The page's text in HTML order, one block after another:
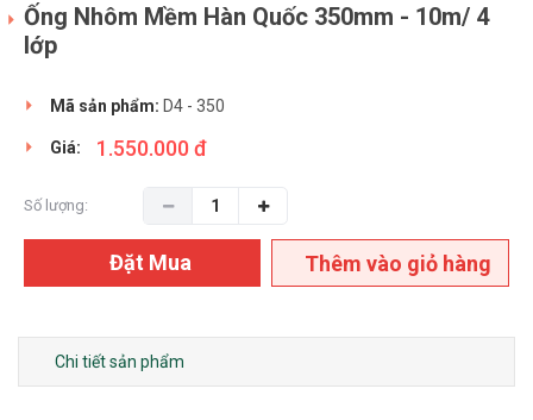
Ống Nhôm Mềm Hàn Quốc 350mm - 10m/ 4
lớp
Mã sản phẩm: D4 - 350
Giá: 1.550.000 đ
Số lượng:
Đặt Mua Thêm vào giỏ hàng
Chi tiết sản phẩm